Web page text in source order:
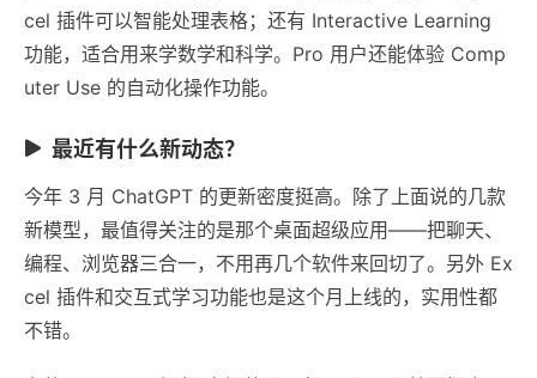
cel 插件可以智能处理表格；还有 Interactive Learning
功能，适合用来学数学和科学。Pro 用户还能体验 Comp
uter Use 的自动化操作功能。
最近有什么新动态？
今年 3 月 ChatGPT 的更新密度挺高。除了上面说的几款
新模型，最值得关注的是那个桌面超级应用——把聊天、
编程、浏览器三合一，不用再几个软件来回切了。另外 Ex
cel 插件和交互式学习功能也是这个月上线的，实用性都
不错。